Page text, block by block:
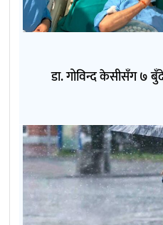
डा. गोविन्द केसीसँग ७